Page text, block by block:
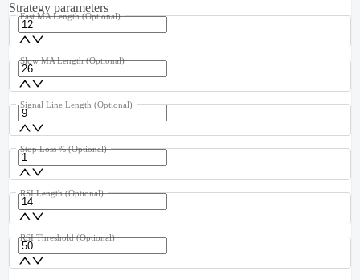
Strategy parameters
Fast MA Length (Optional)
Slow MA Length (Optional)
Signal Line Length (Optional)
Stop Loss % (Optional)
RSI Length (Optional)
RSI Threshold (Optional)